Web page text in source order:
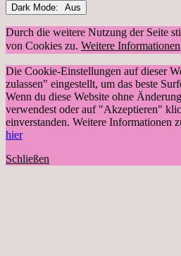
Dark Mode:
Durch die weitere Nutzung der Seite
von Cookies zu. Weitere Informationen
Die Cookie-Einstellungen auf dieser
zulassen" eingestellt, um das beste
Wenn du diese Website ohne
verwendest oder auf "Akzeptieren"
einverstanden. Weitere Informationen
hier
Schließen